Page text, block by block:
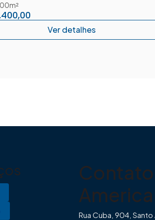
Contato
Rua Cuba, 904, Santo